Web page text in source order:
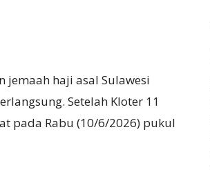
jemaah haji asal Sulawesi
Setelah Kloter 11
pada Rabu (10/6/2026) pukul